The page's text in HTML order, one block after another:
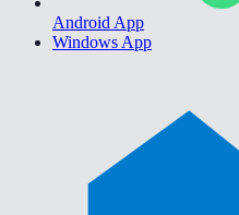
Android App
Windows App